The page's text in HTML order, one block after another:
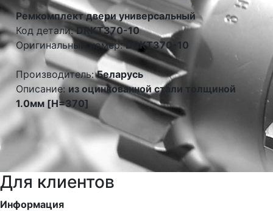
Ремкомплект двери универсальный
Код детали:DRKT370-10
Оригинальный номер:DRKT370-10
Производитель:Беларусь
Описание:из оцинкованной стали толщиной
1.0мм [H=370]
Для клиентов
Информация